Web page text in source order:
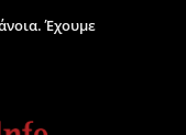
Έχουμε